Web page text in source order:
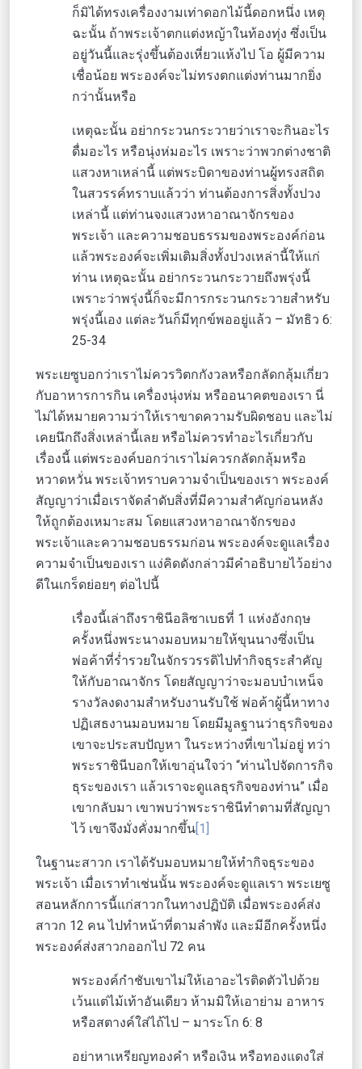
ก็มิได้ทรงเครื่องงามเท่าดอกไม้นี้ดอกหนึ่ง เหตุ
ฉะนั้น ถ้าพระเจ้าตกแต่งหญ้าในท้องทุ่ง ซึ่งเป็น
อยู่วันนี้และรุ่งขึ้นต้องเหี่ยวแห้งไป โอ ผู้มีความ
เชื่อน้อย พระองค์จะไม่ทรงตกแต่งท่านมากยิ่ง
กว่านั้นหรือ
เหตุฉะนั้น อย่ากระวนกระวายว่าเราจะกินอะไร
ดื่มอะไร หรือนุ่งห่มอะไร เพราะว่าพวกต่างชาติ
แสวงหาเหล่านี้ แต่พระบิดาของท่านผู้ทรงสถิต
ในสวรรค์ทราบแล้วว่า ท่านต้องการสิ่งทั้งปวง
เหล่านี้ แต่ท่านจงแสวงหาอาณาจักรของ
พระเจ้า และความชอบธรรมของพระองค์ก่อน
แล้วพระองค์จะเพิ่มเติมสิ่งทั้งปวงเหล่านี้ให้แก่
ท่าน เหตุฉะนั้น อย่ากระวนกระวายถึงพรุ่งนี้
เพราะว่าพรุ่งนี้ก็จะมีการกระวนกระวายสำหรับ
พรุ่งนี้เอง แต่ละวันก็มีทุกข์พออยู่แล้ว – มัทธิว 6:
25-34
พระเยซูบอกว่าเราไม่ควรวิตกกังวลหรือกลัดกลุ้มเกี่ยว
กับอาหารการกิน เครื่องนุ่งห่ม หรืออนาคตของเรา นี่
ไม่ได้หมายความว่าให้เราขาดความรับผิดชอบ และไม่
เคยนึกถึงสิ่งเหล่านี้เลย หรือไม่ควรทำอะไรเกี่ยวกับ
เรื่องนี้ แต่พระองค์บอกว่าเราไม่ควรกลัดกลุ้มหรือ
หวาดหวั่น พระเจ้าทราบความจำเป็นของเรา พระองค์
สัญญาว่าเมื่อเราจัดลำดับสิ่งที่มีความสำคัญก่อนหลัง
ให้ถูกต้องเหมาะสม โดยแสวงหาอาณาจักรของ
พระเจ้าและความชอบธรรมก่อน พระองค์จะดูแลเรื่อง
ความจำเป็นของเรา แง่คิดดังกล่าวมีคำอธิบายไว้อย่าง
ดีในเกร็ดย่อยๆ ต่อไปนี้
เรื่องนี้เล่าถึงราชินีอลิซาเบธที่ 1 แห่งอังกฤษ
ครั้งหนึ่งพระนางมอบหมายให้ขุนนางซึ่งเป็น
พ่อค้าที่ร่ำรวยในจักรวรรดิไปทำกิจธุระสำคัญ
ให้กับอาณาจักร โดยสัญญาว่าจะมอบบำเหน็จ
รางวัลงดงามสำหรับงานรับใช้ พ่อค้าผู้นี้หาทาง
ปฏิเสธงานมอบหมาย โดยมีมูลฐานว่าธุรกิจของ
เขาจะประสบปัญหา ในระหว่างที่เขาไม่อยู่ ทว่า
พระราชินีบอกให้เขาอุ่นใจว่า “ท่านไปจัดการกิจ
ธุระของเรา แล้วเราจะดูแลธุรกิจของท่าน” เมื่อ
เขากลับมา เขาพบว่าพระราชินีทำตามที่สัญญา
ไว้ เขาจึงมั่งคั่งมากขึ้น[1]
ในฐานะสาวก เราได้รับมอบหมายให้ทำกิจธุระของ
พระเจ้า เมื่อเราทำเช่นนั้น พระองค์จะดูแลเรา พระเยซู
สอนหลักการนี้แก่สาวกในทางปฏิบัติ เมื่อพระองค์ส่ง
สาวก 12 คน ไปทำหน้าที่ตามลำพัง และมีอีกครั้งหนึ่ง
พระองค์ส่งสาวกออกไป 72 คน
พระองค์กำชับเขาไม่ให้เอาอะไรติดตัวไปด้วย
เว้นแต่ไม้เท้าอันเดียว ห้ามมิให้เอาย่าม อาหาร
หรือสตางค์ใส่ไถ้ไป – มาระโก 6: 8
อย่าหาเหรียญทองคำ หรือเงิน หรือทองแดงใส่